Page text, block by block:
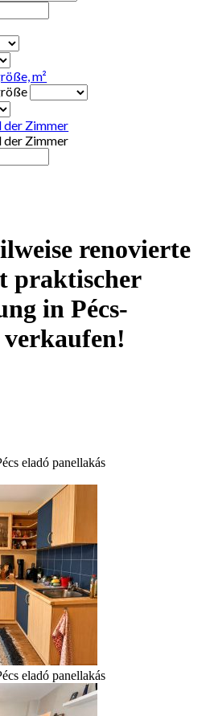
m²
der Zimmer
der Zimmer
renovierte
praktischer
in Pécs-